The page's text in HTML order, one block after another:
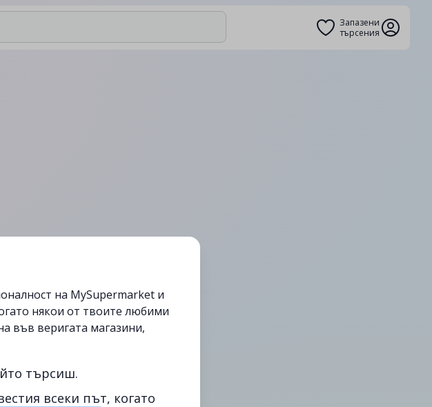
Запазени
търсения
на MySupermarket и
някои от твоите любими
във веригата магазини,
търсиш.
всеки път, когато